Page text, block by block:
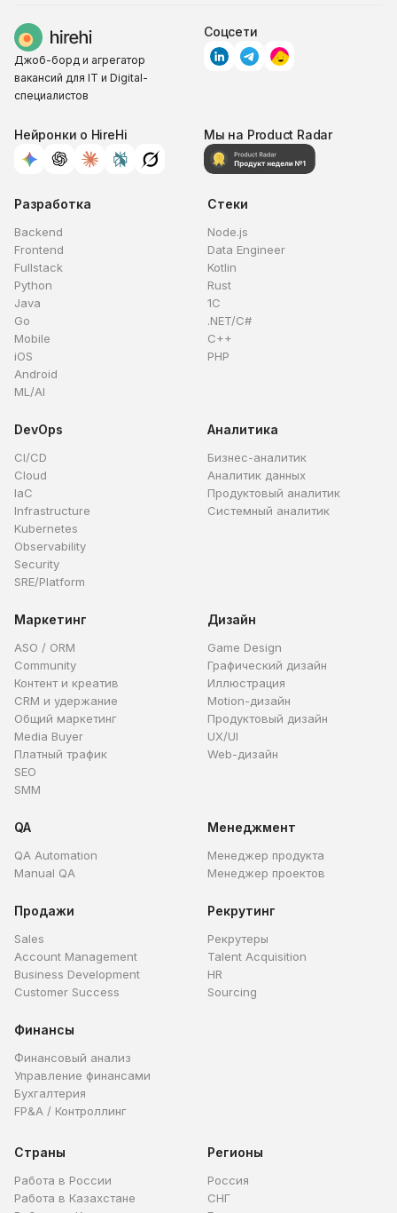
Джоб-борд и агрегатор
вакансий для IT и Digital-
специалистов
Соцсети
Нейронки о HireHi Мы на Product Radar
Разработка
Backend
Frontend
Fullstack
Python
Java
Go
Mobile
iOS
Android
ML/AI
Стеки
Node.js
Data Engineer
Kotlin
Rust
1C
.NET/C#
C++
PHP
DevOps
CI/CD
Cloud
IaC
Infrastructure
Kubernetes
Observability
Security
SRE/Platform
Аналитика
Бизнес-аналитик
Аналитик данных
Продуктовый аналитик
Системный аналитик
Маркетинг
ASO / ORM
Community
Контент и креатив
CRM и удержание
Общий маркетинг
Media Buyer
Платный трафик
SEO
SMM
Дизайн
Game Design
Графический дизайн
Иллюстрация
Motion-дизайн
Продуктовый дизайн
UX/UI
Web-дизайн
QA
QA Automation
Manual QA
Менеджмент
Менеджер продукта
Менеджер проектов
Продажи
Sales
Account Management
Business Development
Customer Success
Рекрутинг
Рекрутеры
Talent Acquisition
HR
Sourcing
Финансы
Финансовый анализ
Управление финансами
Бухгалтерия
FP&A / Контроллинг
Страны
Работа в России
Работа в Казахстане
Регионы
Россия
СНГ